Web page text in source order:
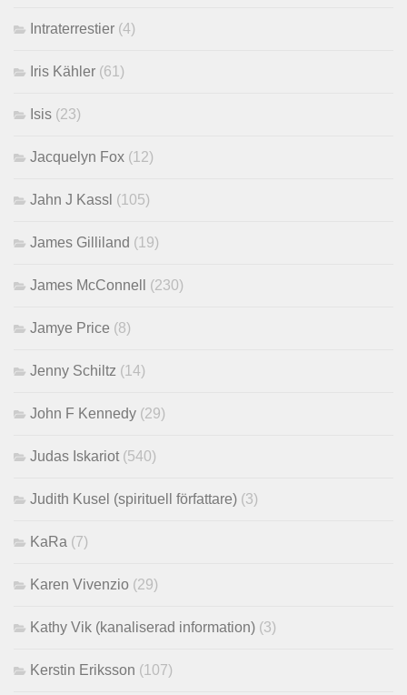
Intraterrestier (4)
Iris Kähler (61)
Isis (23)
Jacquelyn Fox (12)
Jahn J Kassl (105)
James Gilliland (19)
James McConnell (230)
Jamye Price (8)
Jenny Schiltz (14)
John F Kennedy (29)
Judas Iskariot (540)
Judith Kusel (spirituell författare) (3)
KaRa (7)
Karen Vivenzio (29)
Kathy Vik (kanaliserad information) (3)
Kerstin Eriksson (107)